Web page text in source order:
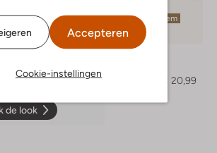
Accepteren
Cookie-instellingen
de look
Laatste item
-60%
€ 20,99